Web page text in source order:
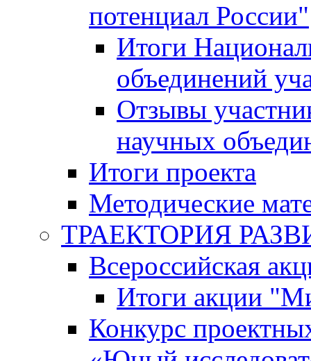
потенциал России"
Итоги
объединений
Отзывы
научных
Итоги проекта
Методические
ТРАЕКТОРИЯ
Всероссийская
Итоги акции
Конкурс